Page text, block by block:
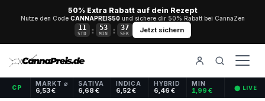
50% Extra Rabatt auf dein Rezept
Nutze den Code CANNAPREIS50und sichere dir 50% Rabatt bei CannaZen
11
STD : 53
MIN : 37
SEK Jetzt sichern
CP
MARKT ⌀
6,53 €
SATIVA
6,68 €
INDICA
6,52 €
HYBRID
6,46 €
MIN
1,99 € ⬤ LIVE